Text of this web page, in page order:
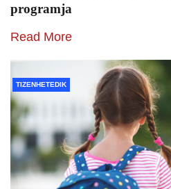
programja
Read More
TIZENHETEDIK